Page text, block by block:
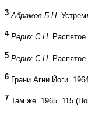
3 Абрамов Б.Н.
4 Рерих С.Н. Распятое
5 Рерих С.Н. Распятое
6 Грани Агни Йоги.
7 Там же. 1965. 115